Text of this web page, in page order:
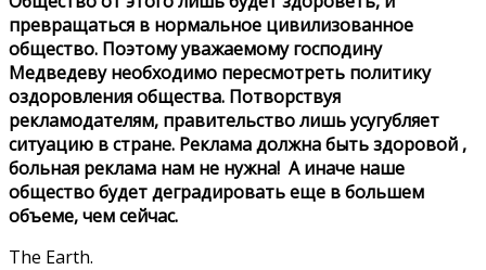
превращаться в нормальное цивилизованное
общество. Поэтому уважаемому господину
Медведеву необходимо пересмотреть политику
оздоровления общества. Потворствуя
рекламодателям, правительство лишь усугубляет
ситуацию в стране. Реклама должна быть здоровой ,
больная реклама нам не нужна! А иначе наше
общество будет деградировать еще в большем
объеме, чем сейчас.
The Earth.